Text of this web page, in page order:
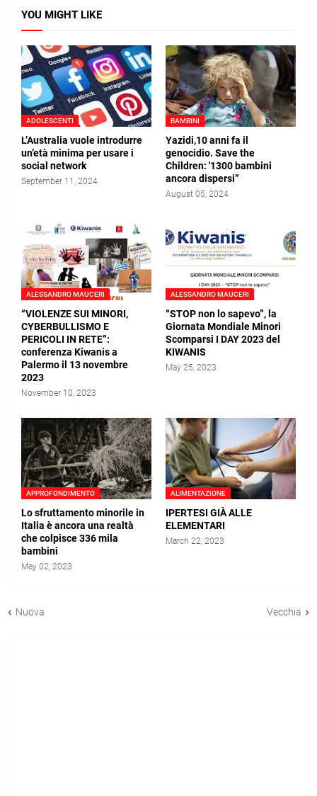
YOU MIGHT LIKE
ADOLESCENTI
L’Australia vuole introdurre
un’età minima per usare i
social network
September 11, 2024
BAMBINI
Yazidi,10 anni fa il
genocidio. Save the
Children: '1300 bambini
ancora dispersi”
August 05, 2024
ALESSANDRO MAUCERI
“VIOLENZE SUI MINORI,
CYBERBULLISMO E
PERICOLI IN RETE”:
conferenza Kiwanis a
Palermo il 13 novembre
2023
November 10, 2023
ALESSANDRO MAUCERI
“STOP non lo sapevo”, la
Giornata Mondiale Minori
Scomparsi I DAY 2023 del
KIWANIS
May 25, 2023
APPROFONDIMENTO
Lo sfruttamento minorile in
Italia è ancora una realtà
che colpisce 336 mila
bambini
May 02, 2023
ALIMENTAZIONE
IPERTESI GIÀ ALLE
ELEMENTARI
March 22, 2023
Nuova Vecchia